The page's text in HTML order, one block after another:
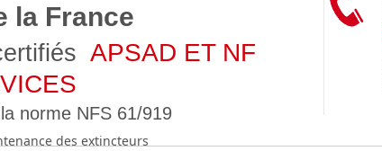
la France
APSAD ET NF
norme NFS 61/919
des extincteurs